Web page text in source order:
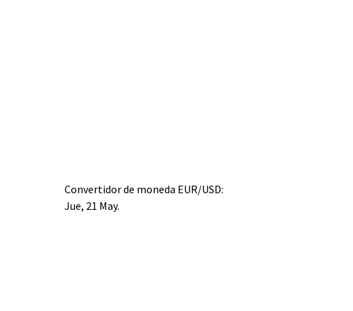
Convertidor de moneda EUR/USD:
Jue, 21 May.